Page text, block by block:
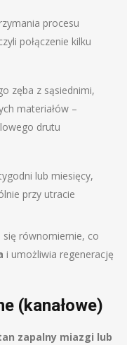
procesu
połączenie kilku
zęba z sąsiednimi,
materiałów –
drutu
lub miesięcy,
przy utracie
się równomiernie, co
i umożliwia regenerację
(kanałowe)
zapalny miazgi lub